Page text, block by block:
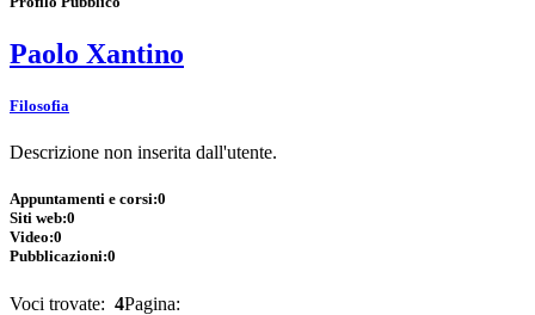
Paolo Xantino
Filosofia
Descrizione non inserita dall'utente.
Appuntamenti e corsi:0
Siti web:0
Video:0
Pubblicazioni:0
Voci trovate: 4Pagina: